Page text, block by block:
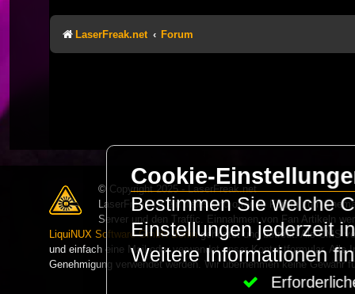
LaserFreak.net Forum
© Copyright 2025 - LaserFreak.net
LaserFreak ist ein freies und offenes Forum zum
Server und den Traffic. Einnahmen von Fan Artikeln
LiquiNUX Software GmbH Berlingehostet und betreut. Als CMS
und einfach eine Mail oder verwendet unser Kontaktformular.
Genehmigung verwendet werden. Wir übernehmen keine Gewähr
Cookie-
Bestimmen Sie welche
Einstellungen jederzeit
Weitere Informationen